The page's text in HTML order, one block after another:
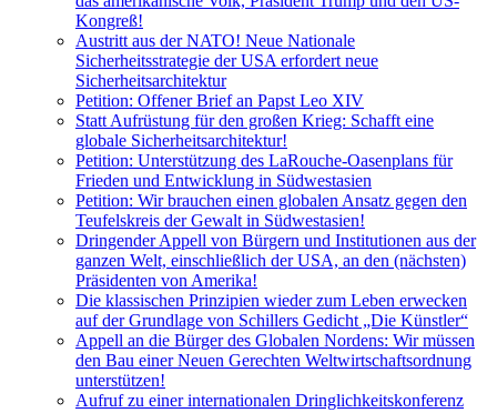
Kongreß!
Austritt aus der NATO! Neue Nationale
Sicherheitsstrategie der USA erfordert neue
Sicherheitsarchitektur
Petition: Offener Brief an Papst Leo XIV
Statt Aufrüstung für den großen Krieg: Schafft eine
globale Sicherheitsarchitektur!
Petition: Unterstützung des LaRouche-Oasenplans für
Frieden und Entwicklung in Südwestasien
Petition: Wir brauchen einen globalen Ansatz gegen den
Teufelskreis der Gewalt in Südwestasien!
Dringender Appell von Bürgern und Institutionen aus der
ganzen Welt, einschließlich der USA, an den (nächsten)
Präsidenten von Amerika!
Die klassischen Prinzipien wieder zum Leben erwecken
auf der Grundlage von Schillers Gedicht „Die Künstler“
Appell an die Bürger des Globalen Nordens: Wir müssen
den Bau einer Neuen Gerechten Weltwirtschaftsordnung
unterstützen!
Aufruf zu einer internationalen Dringlichkeitskonferenz